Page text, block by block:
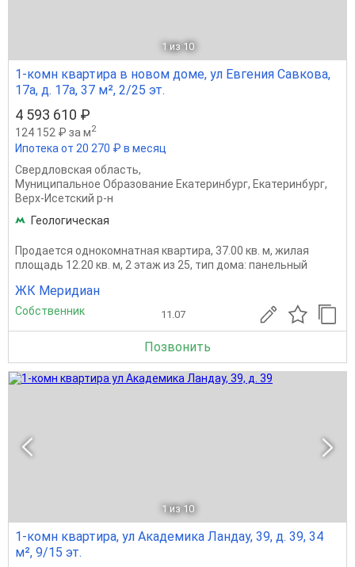
1 из 10
1-комн квартира в новом доме, ул Евгения Савкова,
17а, д. 17а, 37 м², 2/25 эт.
4 593 610 ₽
124 152 ₽ за м2
Ипотека от 20 270 ₽ в месяц
Свердловская область,
Муниципальное Образование Екатеринбург, Екатеринбург,
Верх-Исетский р-н
Геологическая
Продается однокомнатная квартира, 37.00 кв. м, жилая
площадь 12.20 кв. м, 2 этаж из 25, тип дома: панельный
ЖК Меридиан
Собственник 11.07
Позвонить
1 из 10
1-комн квартира, ул Академика Ландау, 39, д. 39, 34
м², 9/15 эт.